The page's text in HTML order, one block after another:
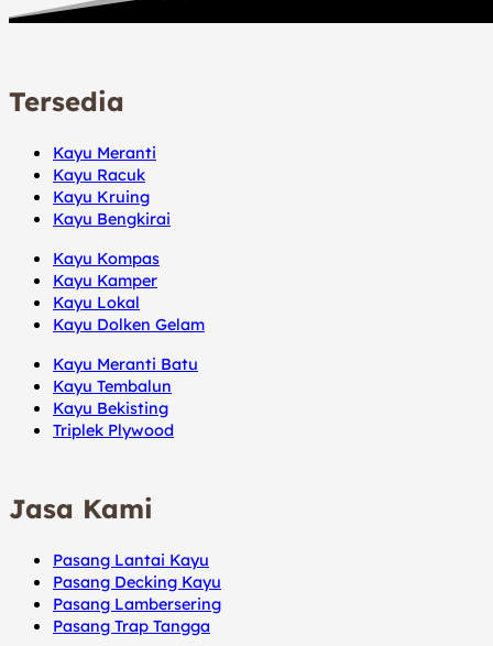
Tersedia
Kayu Meranti
Kayu Racuk
Kayu Kruing
Kayu Bengkirai
Kayu Kompas
Kayu Kamper
Kayu Lokal
Kayu Dolken Gelam
Kayu Meranti Batu
Kayu Tembalun
Kayu Bekisting
Triplek Plywood
Jasa Kami
Pasang Lantai Kayu
Pasang Decking Kayu
Pasang Lambersering
Pasang Trap Tangga